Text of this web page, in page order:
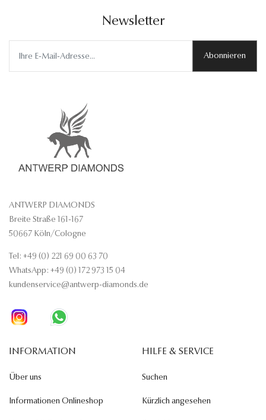
Newsletter
Abonnieren
ANTWERP DIAMONDS
Breite Straße 161-167
50667 Köln/Cologne
Tel: +49 (0) 221 69 00 63 70
WhatsApp: +49 (0) 172 973 15 04
kundenservice@antwerp-diamonds.de
INFORMATION
Über uns
Informationen Onlineshop
HILFE & SERVICE
Suchen
Kürzlich angesehen